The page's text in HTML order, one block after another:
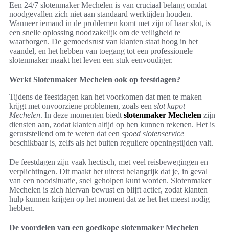
Een 24/7 slotenmaker Mechelen is van cruciaal belang omdat
noodgevallen zich niet aan standaard werktijden houden.
Wanneer iemand in de problemen komt met zijn of haar slot, is
een snelle oplossing noodzakelijk om de veiligheid te
waarborgen. De gemoedsrust van klanten staat hoog in het
vaandel, en het hebben van toegang tot een professionele
slotenmaker maakt het leven een stuk eenvoudiger.
Werkt Slotenmaker Mechelen ook op feestdagen?
Tijdens de feestdagen kan het voorkomen dat men te maken
krijgt met onvoorziene problemen, zoals een slot kapot
Mechelen. In deze momenten biedt slotenmaker Mechelen zijn
diensten aan, zodat klanten altijd op hen kunnen rekenen. Het is
geruststellend om te weten dat een spoed slotenservice
beschikbaar is, zelfs als het buiten reguliere openingstijden valt.
De feestdagen zijn vaak hectisch, met veel reisbewegingen en
verplichtingen. Dit maakt het uiterst belangrijk dat je, in geval
van een noodsituatie, snel geholpen kunt worden. Slotenmaker
Mechelen is zich hiervan bewust en blijft actief, zodat klanten
hulp kunnen krijgen op het moment dat ze het het meest nodig
hebben.
De voordelen van een goedkope slotenmaker Mechelen